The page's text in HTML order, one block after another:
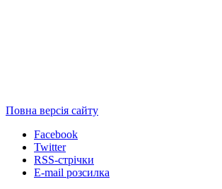
Повна версія сайту
Facebook
Twitter
RSS-стрічки
E-mail розсилка